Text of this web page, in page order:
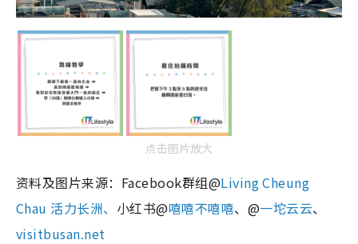
点击图片放大
资料及图片来源：Facebook群组@Living Cheung
Chau 活力长洲、 小红书@嘻嘻不嘻嘻、@一坨云云、
visitbusan.net